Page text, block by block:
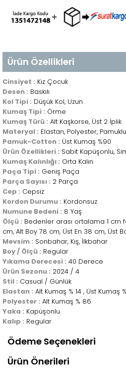
Ürün Özellikleri
Cinsiyet : Kız Çocuk
Desen : Baskılı
Kol Tipi : Düşük Kol, Uzun
Kumaş Tipi : Örme
Kumaş Türü : Alt Kaşkorse, Üst 2 İplik
Materyal : Elastan, Polyester, Pamuklu
Pamuk-Cotton : Üst Kumaş %90
Ürün Özellikleri : Sabit Kapüşonlu,
Kumaş Kalınlığı : Orta Kalın
Paça Tipi : Geniş Paça
Parça Sayısı : 2 Parça
Cep : Cepsiz
Kordon Durumu : Kordonsuz
Numune Bedeni : 8 Yaş
Ölçü : Bedenler arası ortalama 1 cm
cm, Alt Boy 78 cm, Üst En 38 cm, Üst
Mevsim : Sonbahar, Kış, İlkbahar
Boy / Ölçü : Regular
Yıkama Derecesi : 40 Derece
Ürün Sezonu : 2024 / 4
Stil : Casual / Günlük
Elastan : Alt Kumaş % 14 , Üst Kumaş
Polyester : Alt Kumaş % 86
Yaka : Kapüşonlu
Kalıp : Regular
Ödeme Seçenekleri
Ürün Önerileri